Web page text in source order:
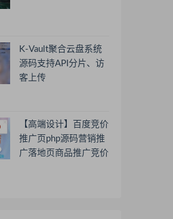
K-Vault聚合云盘系统
源码支持API分片、访
客上传
【高端设计】百度竞价
推广页php源码营销推
广落地页商品推广竞价